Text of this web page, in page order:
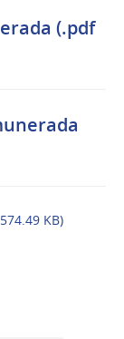
(.pdf
KB)